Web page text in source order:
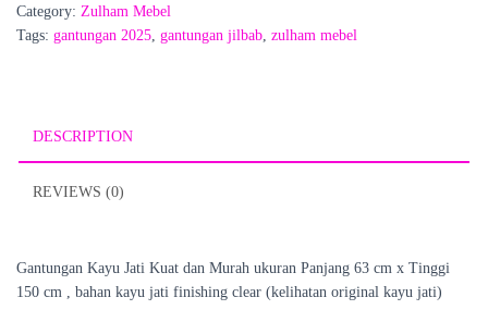
Kuat
dan
Category: Zulham Mebel
Tags: gantungan 2025, gantungan jilbab, zulham mebel
DESCRIPTION
REVIEWS (0)
Gantungan Kayu Jati Kuat dan Murah ukuran Panjang 63 cm x Tinggi
150 cm , bahan kayu jati finishing clear (kelihatan original kayu jati)